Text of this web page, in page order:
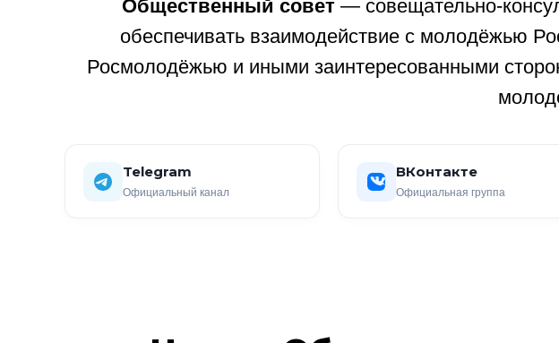
Общественный совет— совещательно-
обеспечивать взаимодействие с молодёжью
Росмолодёжью и иными заинтересованными
Telegram
Официальный канал
ВКонтакте
Официальная группа